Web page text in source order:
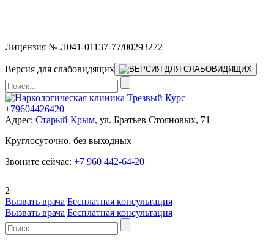
Лицензия № Л041-01137-77/00293272
Версия для слабовидящих
+79604426420
Адрес: Старый Крым, ул. Братьев Стояновых, 71
Круглосуточно, без выходных
Звоните сейчас: +7 960 442-64-20
2
Вызвать врача Бесплатная консультация
Вызвать врача Бесплатная консультация